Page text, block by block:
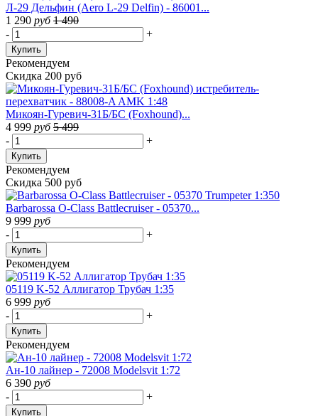
Л-29 Дельфин (Aero L-29 Delfin) - 86001...
1 290 руб 1 490
-
+
Купить
Рекомендуем
Скидка 200 руб
Микоян-Гуревич-31Б/БС (Foxhound)...
4 999 руб 5 499
-
+
Купить
Рекомендуем
Скидка 500 руб
Barbarossa O-Class Battlecruiser - 05370...
9 999 руб
-
+
Купить
Рекомендуем
05119 K-52 Аллигатор Трубач 1:35
6 999 руб
-
+
Купить
Рекомендуем
Ан-10 лайнер - 72008 Modelsvit 1:72
6 390 руб
-
+
Купить